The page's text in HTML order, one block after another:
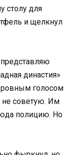
столу для
и щелкнул
династия»
голосом
не советую. Им
полицию. Но